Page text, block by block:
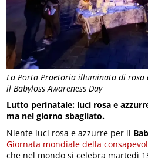
La Porta Praetoria illuminata di rosa
il Babyloss Awareness Day
Lutto perinatale: luci rosa e
ma nel giorno sbagliato.
Niente luci rosa e azzurre per il
Giornata mondiale della
che nel mondo si celebra martedì